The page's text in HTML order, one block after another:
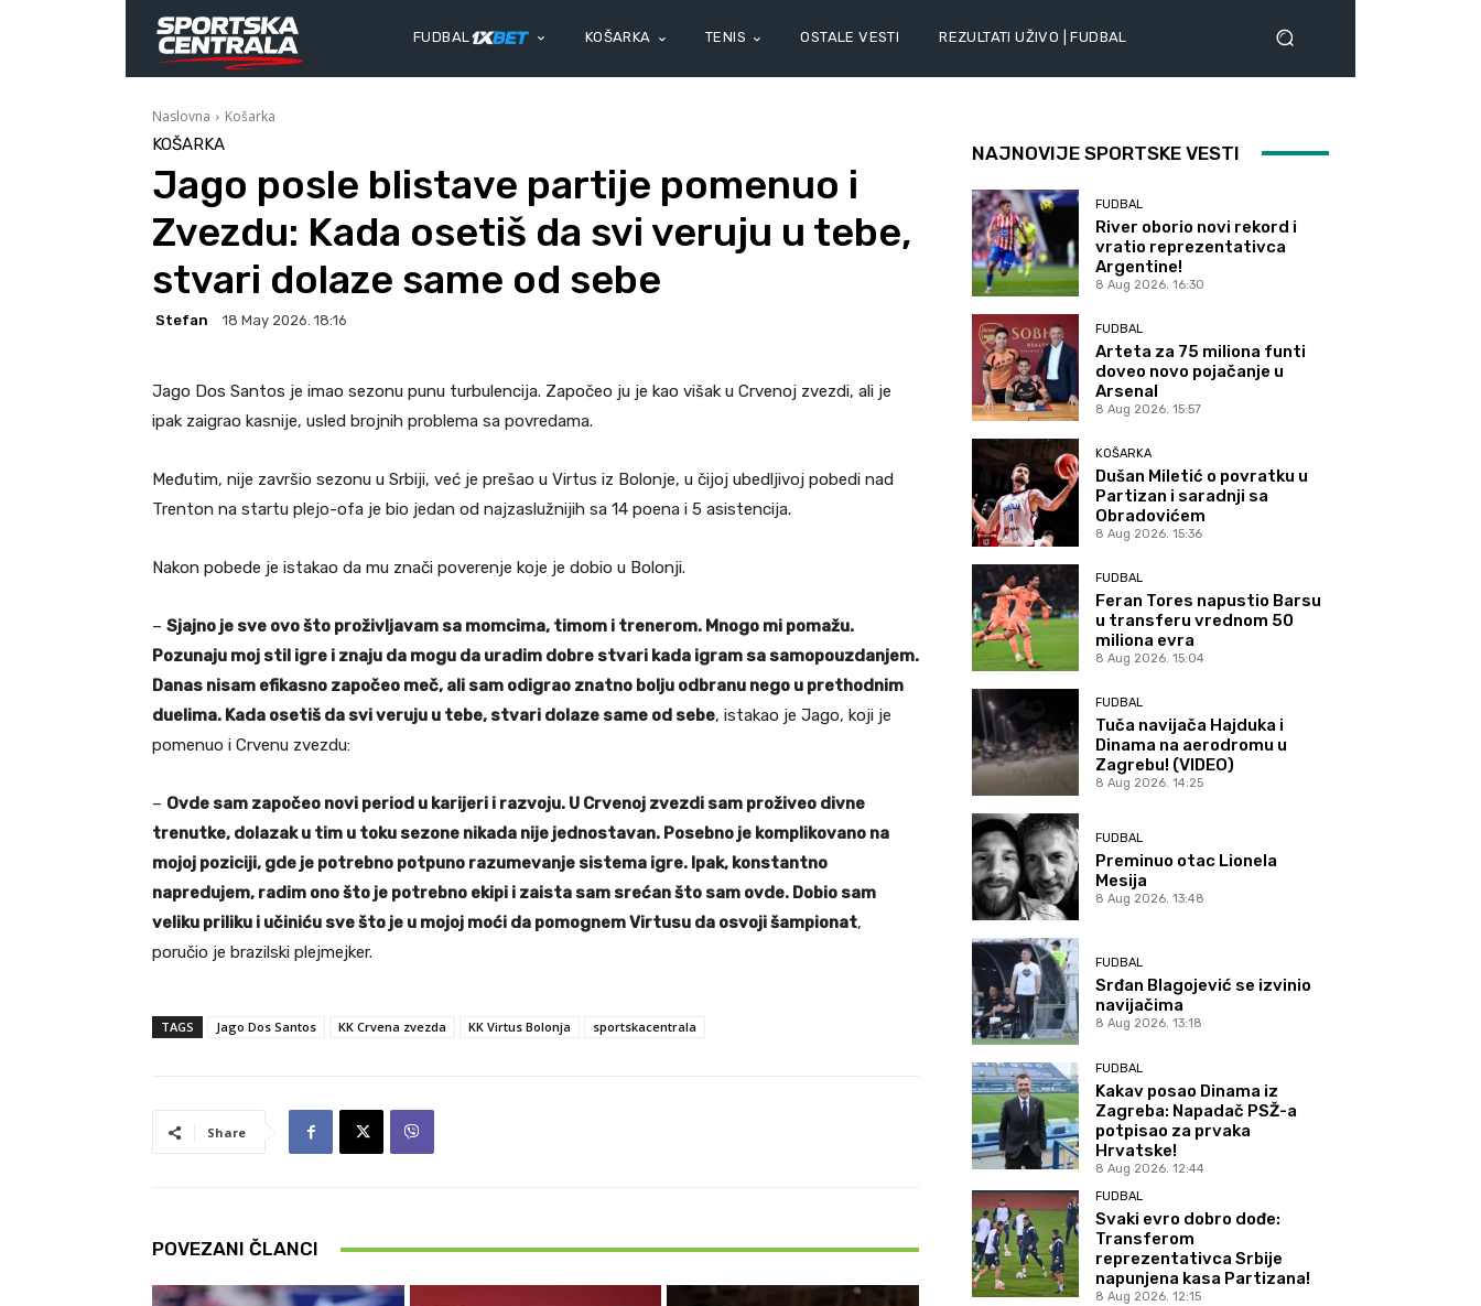
FUDBAL KOŠARKA TENIS OSTALE VESTI REZULTATI UŽIVO | FUDBAL
Naslovna Košarka
KOŠARKA
Jago posle blistave partije pomenuo i
Zvezdu: Kada osetiš da svi veruju u tebe,
stvari dolaze same od sebe
Stefan 18 May 2026. 18:16
Jago Dos Santos je imao sezonu punu turbulencija. Započeo ju je kao višak u Crvenoj zvezdi, ali je
ipak zaigrao kasnije, usled brojnih problema sa povredama.
Međutim, nije završio sezonu u Srbiji, već je prešao u Virtus iz Bolonje, u čijoj ubedljivoj pobedi nad
Trenton na startu plejo-ofa je bio jedan od najzaslužnijih sa 14 poena i 5 asistencija.
Nakon pobede je istakao da mu znači poverenje koje je dobio u Bolonji.
– Sjajno je sve ovo što proživljavam sa momcima, timom i trenerom. Mnogo mi pomažu.
Pozunaju moj stil igre i znaju da mogu da uradim dobre stvari kada igram sa samopouzdanjem.
Danas nisam efikasno započeo meč, ali sam odigrao znatno bolju odbranu nego u prethodnim
duelima. Kada osetiš da svi veruju u tebe, stvari dolaze same od sebe, istakao je Jago, koji je
pomenuo i Crvenu zvezdu:
– Ovde sam započeo novi period u karijeri i razvoju. U Crvenoj zvezdi sam proživeo divne
trenutke, dolazak u tim u toku sezone nikada nije jednostavan. Posebno je komplikovano na
mojoj poziciji, gde je potrebno potpuno razumevanje sistema igre. Ipak, konstantno
napredujem, radim ono što je potrebno ekipi i zaista sam srećan što sam ovde. Dobio sam
veliku priliku i učiniću sve što je u mojoj moći da pomognem Virtusu da osvoji šampionat,
poručio je brazilski plejmejker.
TAGS Jago Dos Santos KK Crvena zvezda KK Virtus Bolonja sportskacentrala
Share
POVEZANI ČLANCI
NAJNOVIJE SPORTSKE VESTI
FUDBAL
River oborio novi rekord i
vratio reprezentativca
Argentine!
8 Aug 2026. 16:30
FUDBAL
Arteta za 75 miliona funti
doveo novo pojačanje u
Arsenal
8 Aug 2026. 15:57
KOŠARKA
Dušan Miletić o povratku u
Partizan i saradnji sa
Obradovićem
8 Aug 2026. 15:36
FUDBAL
Feran Tores napustio Barsu
u transferu vrednom 50
miliona evra
8 Aug 2026. 15:04
FUDBAL
Tuča navijača Hajduka i
Dinama na aerodromu u
Zagrebu! (VIDEO)
8 Aug 2026. 14:25
FUDBAL
Preminuo otac Lionela
Mesija
8 Aug 2026. 13:48
FUDBAL
Srđan Blagojević se izvinio
navijačima
8 Aug 2026. 13:18
FUDBAL
Kakav posao Dinama iz
Zagreba: Napadač PSŽ-a
potpisao za prvaka
Hrvatske!
8 Aug 2026. 12:44
FUDBAL
Svaki evro dobro dođe:
Transferom
reprezentativca Srbije
napunjena kasa Partizana!
8 Aug 2026. 12:15